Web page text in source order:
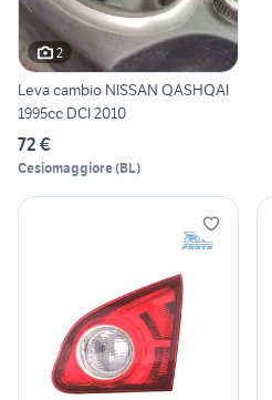
2
Leva cambio NISSAN QASHQAI
1995cc DCI 2010
72 €
Cesiomaggiore(BL)